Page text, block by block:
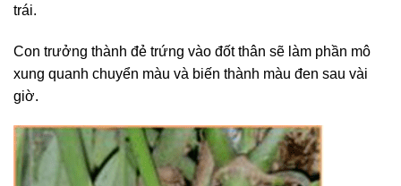
trái.
Con trưởng thành đẻ trứng vào đốt thân sẽ làm phần mô
xung quanh chuyển màu và biến thành màu đen sau vài
giờ.